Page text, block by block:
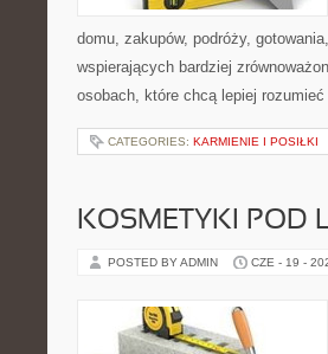
domu, zakupów, podróży,
wspierających bardziej
osobach, które chcą lepiej
CATEGORIES: KARMIENIE I POSIŁKI
KOSMETYKI POD
POSTED BY ADMIN CZE - 19 -